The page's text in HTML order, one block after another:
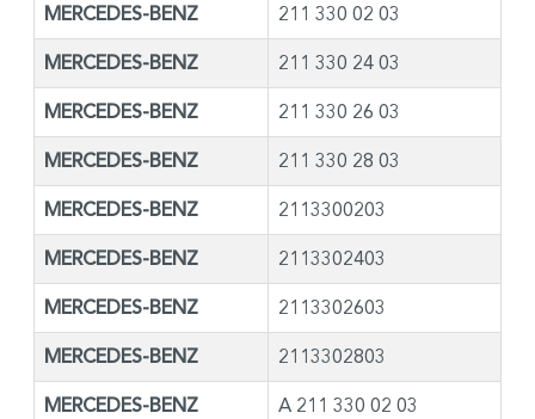
MERCEDES-BENZ 211 330 02 03
MERCEDES-BENZ 211 330 24 03
MERCEDES-BENZ 211 330 26 03
MERCEDES-BENZ 211 330 28 03
MERCEDES-BENZ 2113300203
MERCEDES-BENZ 2113302403
MERCEDES-BENZ 2113302603
MERCEDES-BENZ 2113302803
MERCEDES-BENZ A 211 330 02 03